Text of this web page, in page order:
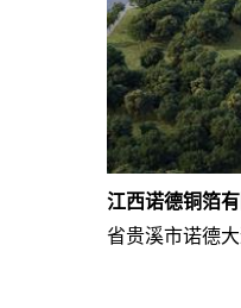
江西诺德铜箔
省贵溪市诺德